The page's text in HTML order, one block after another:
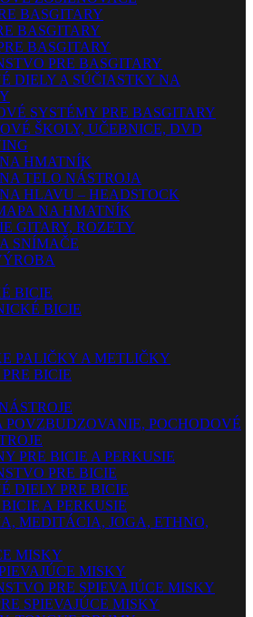
BASGITARY
BASGITARY
BASGITARY
PRE BASGITARY
DIELY A SÚČIASTKY NA
SYSTÉMY PRE BASGITARY
ŠKOLY, UČEBNICE, DVD
HMATNÍK
TELO NÁSTROJA
HLAVU – HEADSTOCK
NA HMATNÍK
GITARY, ROZETY
SNÍMAČE
BICIE
BICIE
PALIČKY A METLIČKY
BICIE
POVZBUDZOVANIE, POCHODOVÉ
PRE BICIE A PERKUSIE
PRE BICIE
DIELY PRE BICIE
A PERKUSIE
MEDITÁCIA, JOGA, ETHNO,
MISKY
MISKY
PRE SPIEVAJÚCE MISKY
SPIEVAJÚCE MISKY